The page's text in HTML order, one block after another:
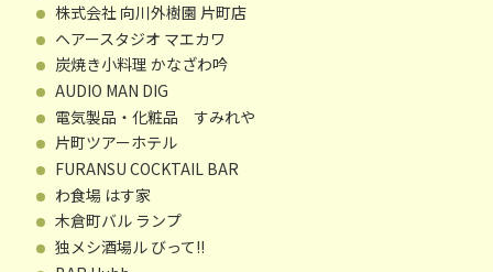
株式会社 向川外樹園 片町店
ヘアースタジオ マエカワ
炭焼き小料理 かなざわ吟
AUDIO MAN DIG
電気製品・化粧品 すみれや
片町ツアーホテル
FURANSU COCKTAIL BAR
わ食場 はす家
木倉町バル ランプ
独メシ酒場ル びって!!